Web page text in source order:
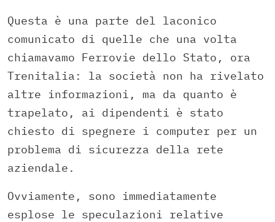
Questa è una parte del laconico
comunicato di quelle che una volta
chiamavamo Ferrovie dello Stato, ora
Trenitalia: la società non ha rivelato
altre informazioni, ma da quanto è
trapelato, ai dipendenti è stato
chiesto di spegnere i computer per un
problema di sicurezza della rete
aziendale.
Ovviamente, sono immediatamente
esplose le speculazioni relative